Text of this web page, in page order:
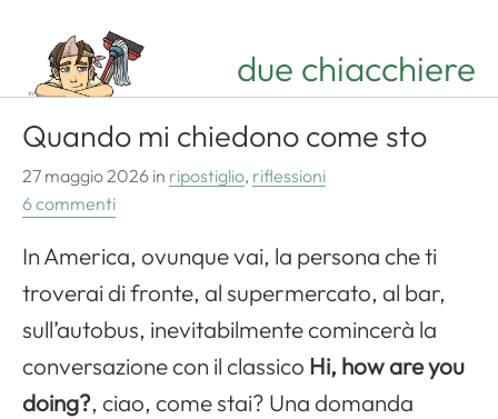
due chiacchiere
Quando mi chiedono come sto
27 maggio 2026 in ripostiglio, riflessioni
6 commenti
In America, ovunque vai, la persona che ti
troverai di fronte, al supermercato, al bar,
sull’autobus, inevitabilmente comincerà la
conversazione con il classico Hi, how are you
doing?, ciao, come stai? Una domanda